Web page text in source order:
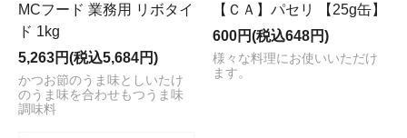
MCフード 業務用 リボタイ
ド 1kg
5,263円(税込5,684円)
かつお節のうま味としいたけ
のうま味を合わせもつうま味
調味料
【ＣＡ】パセリ 【25g缶】
600円(税込648円)
様々な料理にお使いいただけ
ます。